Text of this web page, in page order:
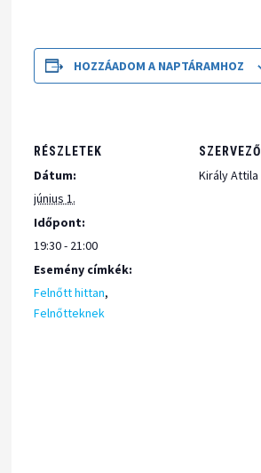
HOZZÁADOM A NAPTÁRAMHOZ
RÉSZLETEK
Dátum:
június 1.
Időpont:
19:30 - 21:00
Esemény címkék:
Felnőtt hittan,
Felnőtteknek
SZERVEZŐ
Király